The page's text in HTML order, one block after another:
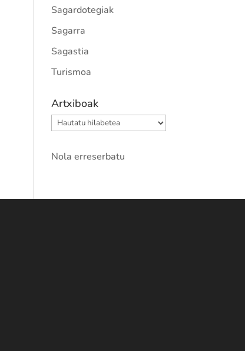
Sagardotegiak
Sagarra
Sagastia
Turismoa
Artxiboak
Artxiboak
Nola erreserbatu